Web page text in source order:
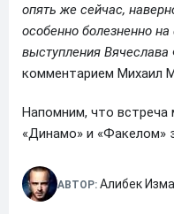
опять же сейчас,
особенно болезненно
выступления
комментарием Михаил
Напомним, что встреча
«Динамо» и «Факелом»
АВТОР: Алибек